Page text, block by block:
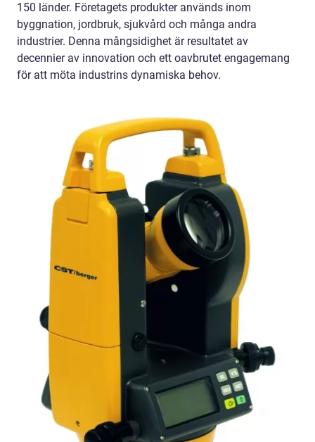
150 länder. Företagets produkter används inom
byggnation, jordbruk, sjukvård och många andra
industrier. Denna mångsidighet är resultatet av
decennier av innovation och ett oavbrutet engagemang
för att möta industrins dynamiska behov.